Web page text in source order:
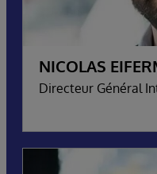
NICOLAS
Directeur Général